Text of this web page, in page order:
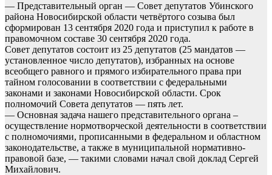
— Представительный орган — Совет депутатов Убинского
района Новосибирской области четвёртого созыва был
сформирован 13 сентября 2020 года и приступил к работе в
правомочном составе 30 сентября 2020 года.
Совет депутатов состоит из 25 депутатов (25 мандатов —
установленное число депутатов), избранных на основе
всеобщего равного и прямого избирательного права при
тайном голосовании в соответствии с федеральными
законами и законами Новосибирской области. Срок
полномочий Совета депутатов — пять лет.
— Основная задача нашего представительного органа –
осуществление нормотворческой деятельности в соответствии
с полномочиями, прописанными в федеральном и областном
законодательстве, а также в муниципальной нормативно-
правовой базе, — такими словами начал свой доклад Сергей
Михайлович.